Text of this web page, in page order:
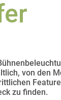
von den
zu finden.